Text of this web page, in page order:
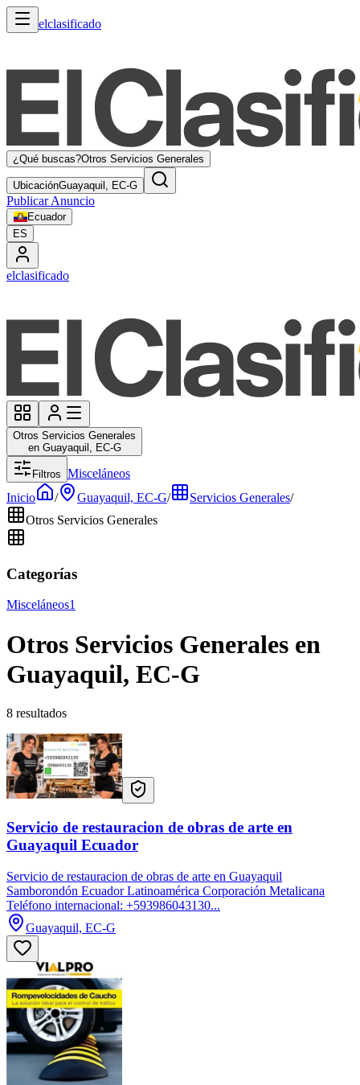
elclasificado
¿Qué buscas?Otros Servicios Generales
UbicaciónGuayaquil, EC-G
Publicar Anuncio
Ecuador
ES
elclasificado
Otros Servicios Generales
en Guayaquil, EC-G
Filtros Misceláneos
Inicio
/ Guayaquil, EC-G/ Servicios Generales/
Otros Servicios Generales
Categorías
Misceláneos1
Otros Servicios Generales en
Guayaquil, EC-G
8 resultados
Servicio de restauracion de obras de arte en
Guayaquil Ecuador
Servicio de restauracion de obras de arte en Guayaquil
Samborondón Ecuador Latinoamérica Corporación Metalicana
Teléfono internacional: +593986043130...
Guayaquil, EC-G